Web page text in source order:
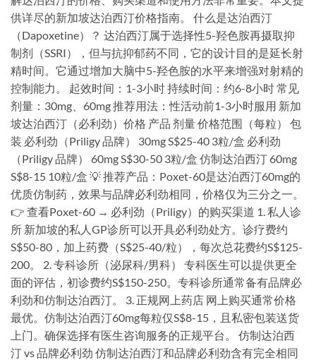
供详尽的新加坡达泊西汀价格指南。 什么是达泊西汀
（Dapoxetine）？ 达泊西汀属于选择性5-羟色胺再摄取抑
制剂（SSRI），但与抗抑郁药不同，它的设计目的是延长射
精时间。它通过增加大脑中5-羟色胺的水平来增强对射精的
控制能力。 起效时间：1-3小时 持续时间：约6-8小时 常见
剂量：30mg、60mg 推荐用法：性活动前1-3小时服用 新加
坡达泊西汀（必利劲）价格 产品 剂量 价格范围（每粒） 包
装 必利劲（Priligy 品牌） 30mg S$25-40 3粒/盒 必利劲
（Priligy 品牌） 60mg S$30-50 3粒/盒 仿制达泊西汀 60mg
S$8-15 10粒/盒 💡 推荐产品：Poxet-60是达泊西汀60mg的
优质仿制药，效果与品牌必利劲相同，价格仅为三分之一。
👉 查看Poxet-60 → 必利劲（Priligy）的购买渠道 1. 私人诊
所 新加坡的私人GP诊所可以开具必利劲处方。诊疗费约
S$50-80，加上药费（S$25-40/粒），每次总花费约S$125-
200。 2. 专科诊所（泌尿科/男科） 专科医生可以提供更全
面的评估，初诊费约S$150-250。专科诊所通常备有品牌必
利劲和仿制达泊西汀。 3. 正规网上药店 网上购买通常价格
最优。仿制达泊西汀60mg每粒仅S$8-15，且私密包装送货
上门。确保选择有医生咨询服务的正规平台。 仿制达泊西
汀 vs 品牌必利劲 仿制达泊西汀和品牌必利劲含有完全相同